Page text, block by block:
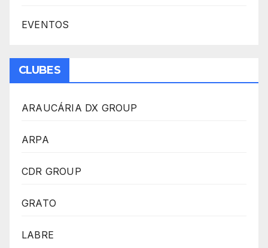
EVENTOS
CLUBES
ARAUCÁRIA DX GROUP
ARPA
CDR GROUP
GRATO
LABRE